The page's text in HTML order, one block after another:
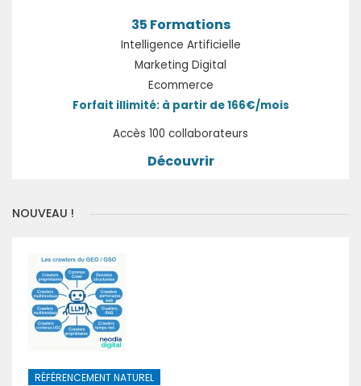
35 Formations
Intelligence Artificielle
Marketing Digital
Ecommerce
Forfait illimité: à partir de 166€/mois
Accès 100 collaborateurs
Découvrir
NOUVEAU !
RÉFÉRENCEMENT NATUREL